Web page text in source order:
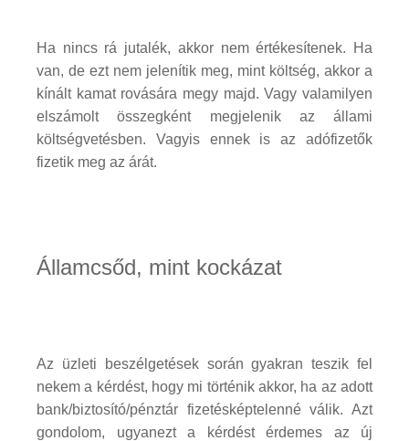
Ha nincs rá jutalék, akkor nem értékesítenek. Ha
van, de ezt nem jelenítik meg, mint költség, akkor a
kínált kamat rovására megy majd. Vagy valamilyen
elszámolt összegként megjelenik az állami
költségvetésben. Vagyis ennek is az adófizetők
fizetik meg az árát.
Államcsőd, mint kockázat
Az üzleti beszélgetések során gyakran teszik fel
nekem a kérdést, hogy mi történik akkor, ha az adott
bank/biztosító/pénztár fizetésképtelenné válik. Azt
gondolom, ugyanezt a kérdést érdemes az új